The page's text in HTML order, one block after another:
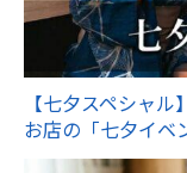
【七夕スペシャ
お店の「七夕イベ